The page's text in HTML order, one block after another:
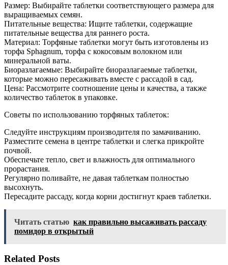
Размер: Выбирайте таблетки соответствующего размера для
выращиваемых семян.
Питательные вещества: Ищите таблетки, содержащие
питательные вещества для раннего роста.
Материал: Торфяные таблетки могут быть изготовлены из
торфа Sphagnum, торфа с кокосовым волокном или
минеральной ваты.
Биоразлагаемые: Выбирайте биоразлагаемые таблетки,
которые можно пересаживать вместе с рассадой в сад.
Цена: Рассмотрите соотношение цены и качества, а также
количество таблеток в упаковке.
Советы по использованию торфяных таблеток:
Следуйте инструкциям производителя по замачиванию.
Разместите семена в центре таблетки и слегка прикройте
почвой.
Обеспечьте тепло, свет и влажность для оптимального
прорастания.
Регулярно поливайте, не давая таблеткам полностью
высохнуть.
Пересадите рассаду, когда корни достигнут краев таблетки.
Читать статью как правильно высаживать рассаду
помидор в открытый
Related Posts